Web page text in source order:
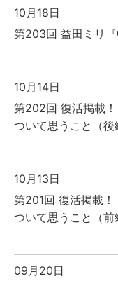
10月18日
第203回 益田ミリ『
10月14日
第202回 復活掲載
ついて思うこと（後
10月13日
第201回 復活掲載
ついて思うこと（前
09月20日